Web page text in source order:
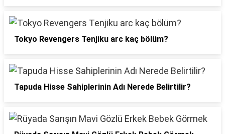
Tokyo Revengers Tenjiku arc kaç bölüm?
Tapuda Hisse Sahiplerinin Adı Nerede Belirtilir?